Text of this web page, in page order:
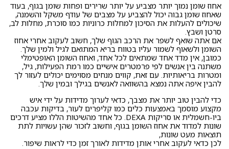
אחוז שומן נמוך יותר מצביע על יותר שרירים ופחות שומן בגוף, בעוד
שאחוז שומן גבוה יכול להצביע על מצבים של עודף משקל והשמנה,
שיכולים להעלות את הסיכון למחלות כרוניות כמו סוכרת, מחלות לב,
סרטן ושבץ.
אם אתה שואף לשפר את הרכב הגוף שלך, חשוב לעקוב אחרי אחוז
השומן ולשאוף לשמור עליו בטווח בריא המתואם לגיל ולמין שלך.
כמובן, אין מדד אחד שמתאים לכל אחד, ואחוז השומן האופטימלי
משתנה בין אנשים לפי פרמטרים אישיים כמו רמת הפעילות, גיל,
ומטרות בריאותיות. עם זאת, קווים מנחים מסוימים יכולים לעזור לך
להבין איפה אתה נמצא בהשוואה לאנשים בגילך ובמין שלך.
כדי להבין טוב יותר את מצבך, כדאי לערוך מדידות על ידי איש
מקצוע מוסמך באמצעות כלים כמו קליפרים לעור, בדיקות עכבה
ביו-חשמלית או סריקות DEXA. כל אחד מהשיטות הללו מציע דרכים
שונות למדוד את אחוז השומן בגוף, וחשוב לזכור שהן עשויות לתת
תוצאות מעט שונות,
לכן כדאי לעקוב אחרי אותן מדידות לאורך זמן כדי לראות שיפור.